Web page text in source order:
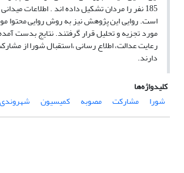
185 نفر را مردان تشکیل داده اند . اطلاعات
است. روایی این پژوهش نیز به روش روایی محتوا
مورد تجزیه و تحلیل قرار گرفتند. نتایج بدست
رعایت عدالت، اطلاع رسانی ،استقبال شورا از
دارند.
کلیدواژه‌ها
شورا
مشارکت مصوبه کمیسیون شهروندی